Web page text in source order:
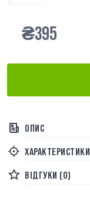
₴395
ОПИС
ХАРАКТЕРИСТИКИ
ВІДГУКИ (0)